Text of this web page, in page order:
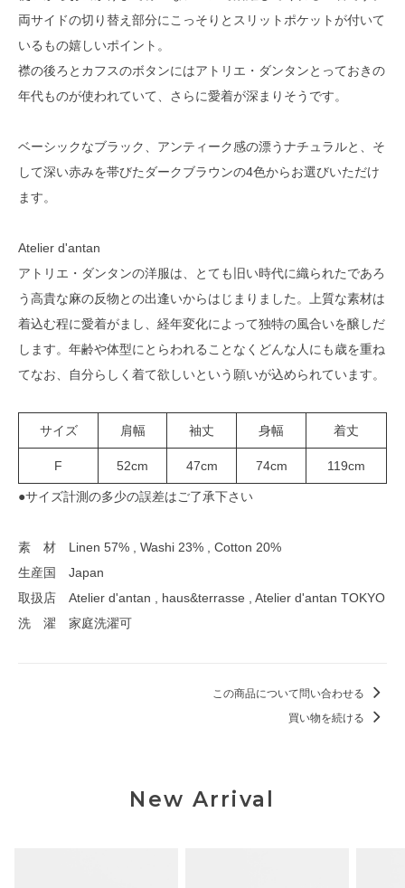
両サイドの切り替え部分にこっそりとスリットポケットが付いて
いるもの嬉しいポイント。
襟の後ろとカフスのボタンにはアトリエ・ダンタンとっておきの
年代ものが使われていて、さらに愛着が深まりそうです。
ベーシックなブラック、アンティーク感の漂うナチュラルと、そ
して深い赤みを帯びたダークブラウンの4色からお選びいただけ
ます。
Atelier d'antan
アトリエ・ダンタンの洋服は、とても旧い時代に織られたであろ
う高貴な麻の反物との出逢いからはじまりました。上質な素材は
着込む程に愛着がまし、経年変化によって独特の風合いを醸しだ
します。年齢や体型にとらわれることなくどんな人にも歳を重ね
てなお、自分らしく着て欲しいという願いが込められています。
サイズ 肩幅 袖丈 身幅 着丈
F 52cm 47cm 74cm 119cm
●サイズ計測の多少の誤差はご了承下さい
素 材 Linen 57% , Washi 23% , Cotton 20%
生産国 Japan
取扱店 Atelier d'antan , haus&terrasse , Atelier d'antan TOKYO
洗 濯 家庭洗濯可
この商品について問い合わせる
買い物を続ける
New Arrival